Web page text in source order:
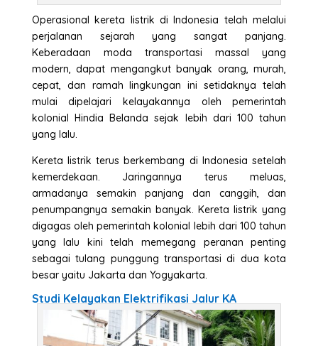
Operasional kereta listrik di Indonesia telah melalui
perjalanan sejarah yang sangat panjang.
Keberadaan moda transportasi massal yang
modern, dapat mengangkut banyak orang, murah,
cepat, dan ramah lingkungan ini setidaknya telah
mulai dipelajari kelayakannya oleh pemerintah
kolonial Hindia Belanda sejak lebih dari 100 tahun
yang lalu.
Kereta listrik terus berkembang di Indonesia setelah
kemerdekaan. Jaringannya terus meluas,
armadanya semakin panjang dan canggih, dan
penumpangnya semakin banyak. Kereta listrik yang
digagas oleh pemerintah kolonial lebih dari 100 tahun
yang lalu kini telah memegang peranan penting
sebagai tulang punggung transportasi di dua kota
besar yaitu Jakarta dan Yogyakarta.
Studi Kelayakan Elektrifikasi Jalur KA